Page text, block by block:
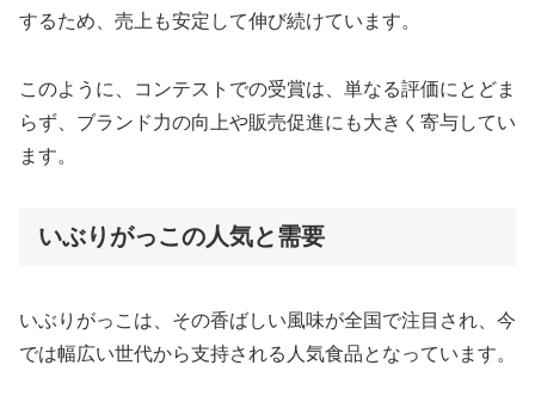
するため、売上も安定して伸び続けています。
このように、コンテストでの受賞は、単なる評価にとどま
らず、ブランド力の向上や販売促進にも大きく寄与してい
ます。
いぶりがっこの人気と需要
いぶりがっこは、その香ばしい風味が全国で注目され、今
では幅広い世代から支持される人気食品となっています。